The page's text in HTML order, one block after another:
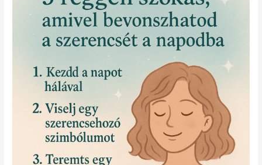
bevonzhatod
szerencsét
napodba